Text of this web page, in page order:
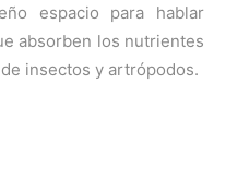
espacio para hablar
absorben los nutrientes
insectos y artrópodos.